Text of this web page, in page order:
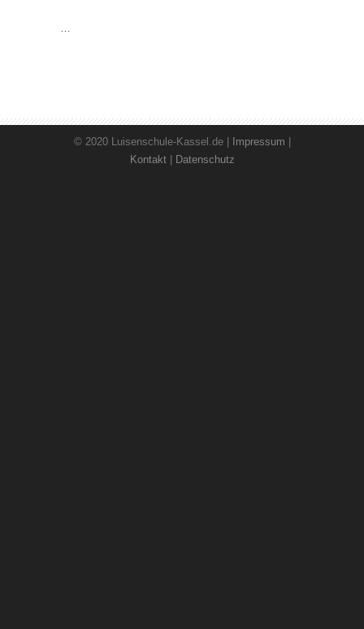
…
© 2020 Luisenschule-Kassel.de | Impressum
Kontakt| Datenschutz